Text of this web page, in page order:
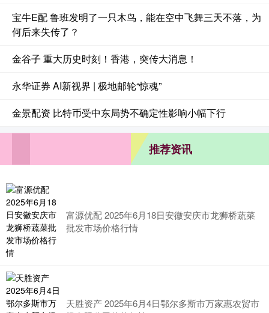
宝牛E配 鲁班发明了一只木鸟，能在空中飞舞三天不落，为
何后来失传了？
金谷子 重大历史时刻！香港，突传大消息！
永华证券 AI新视界 | 极地邮轮“惊魂”
金景配资 比特币受中东局势不确定性影响小幅下行
推荐资讯
富源优配 2025年6月18日安徽安庆市龙狮桥蔬菜
批发市场价格行情
天胜资产 2025年6月4日鄂尔多斯市万家惠农贸市